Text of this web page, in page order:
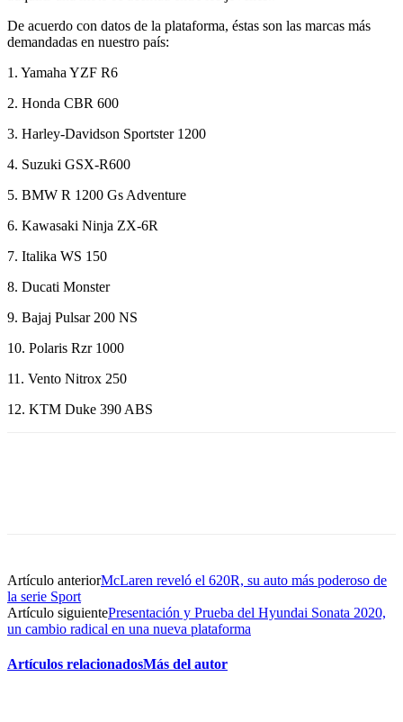
De acuerdo con datos de la plataforma, éstas son las marcas más
demandadas en nuestro país:
1. Yamaha YZF R6
2. Honda CBR 600
3. Harley-Davidson Sportster 1200
4. Suzuki GSX-R600
5. BMW R 1200 Gs Adventure
6. Kawasaki Ninja ZX-6R
7. Italika WS 150
8. Ducati Monster
9. Bajaj Pulsar 200 NS
10. Polaris Rzr 1000
11. Vento Nitrox 250
12. KTM Duke 390 ABS
Artículo anteriorMcLaren reveló el 620R, su auto más poderoso de
la serie Sport
Artículo siguientePresentación y Prueba del Hyundai Sonata 2020,
un cambio radical en una nueva plataforma
Artículos relacionadosMás del autor